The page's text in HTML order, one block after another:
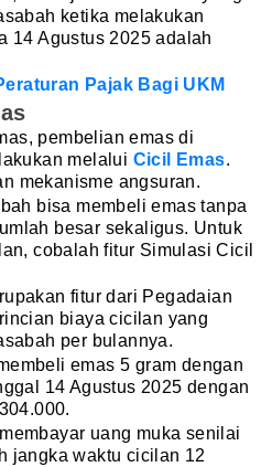
ketika melakukan
14 Agustus 2025 adalah
Pajak Bagi UKM
pembelian emas di
melalui Cicil Emas.
mekanisme angsuran.
bisa membeli emas tanpa
besar sekaligus. Untuk
cobalah fitur Simulasi Cicil
fitur dari Pegadaian
biaya cicilan yang
per bulannya.
emas 5 gram dengan
14 Agustus 2025 dengan
uang muka senilai
jangka waktu cicilan 12